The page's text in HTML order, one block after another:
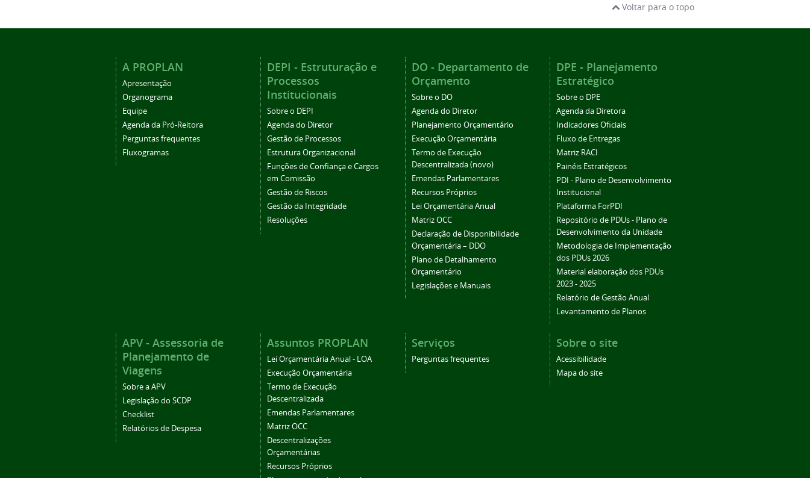
Voltar para o topo
A PROPLAN
Apresentação
Organograma
Equipe
Agenda da Pró-Reitora
Perguntas frequentes
Fluxogramas
DEPI - Estruturação e
Processos
Institucionais
Sobre o DEPI
Agenda do Diretor
Gestão de Processos
Estrutura Organizacional
Funções de Confiança e Cargos
em Comissão
Gestão de Riscos
Gestão da Integridade
Resoluções
DO - Departamento de
Orçamento
Sobre o DO
Agenda do Diretor
Planejamento Orçamentário
Execução Orçamentária
Termo de Execução
Descentralizada (novo)
Emendas Parlamentares
Recursos Próprios
Lei Orçamentária Anual
Matriz OCC
Declaração de Disponibilidade
Orçamentária – DDO
Plano de Detalhamento
Orçamentário
Legislações e Manuais
DPE - Planejamento
Estratégico
Sobre o DPE
Agenda da Diretora
Indicadores Oficiais
Fluxo de Entregas
Matriz RACI
Painéis Estratégicos
PDI - Plano de Desenvolvimento
Institucional
Plataforma ForPDI
Repositório de PDUs - Plano de
Desenvolvimento da Unidade
Metodologia de Implementação
dos PDUs 2026
Material elaboração dos PDUs
2023 - 2025
Relatório de Gestão Anual
Levantamento de Planos
APV - Assessoria de
Planejamento de
Viagens
Sobre a APV
Legislação do SCDP
Checklist
Relatórios de Despesa
Assuntos PROPLAN
Lei Orçamentária Anual - LOA
Execução Orçamentária
Termo de Execução
Descentralizada
Emendas Parlamentares
Matriz OCC
Descentralizações
Orçamentárias
Recursos Próprios
Serviços
Perguntas frequentes
Sobre o site
Acessibilidade
Mapa do site